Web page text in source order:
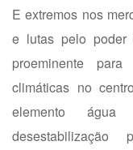
E extremos nos
e lutas pelo poder
proeminente
climáticas no
elemento